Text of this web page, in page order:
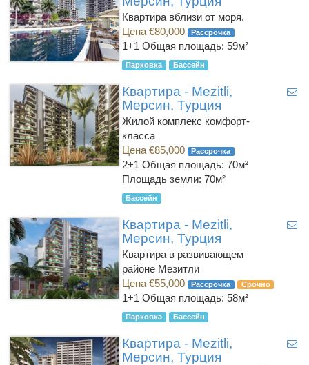
Квартира вблизи от моря.
Цена €80,000
Рассрочка
1+1 Общая площадь: 59м²
Парковка Бассейн
Квартира - Mezitli,
Мерсин, Турция
Жилой комплекс комфорт-
класса
Цена €85,000
Рассрочка
2+1 Общая площадь: 70м²
Площадь земли: 70м²
Бассейн
Квартира - Mezitli,
Мерсин, Турция
Квартира в развивающем
районе Мезитли
Цена €55,000
Рассрочка Срочно
1+1 Общая площадь: 58м²
Парковка Бассейн
Квартира - Mezitli,
Мерсин, Турция